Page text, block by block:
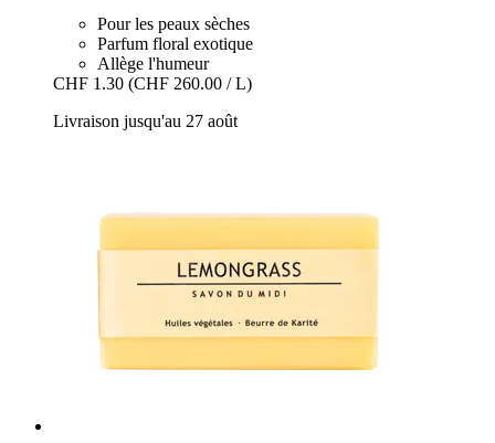
Pour les peaux sèches
Parfum floral exotique
Allège l'humeur
CHF 1.30 (CHF 260.00 / L)
Livraison jusqu'au 27 août